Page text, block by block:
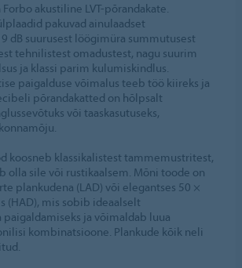
akustiline LVT-põrandakate.
pakuvad ainulaadset
dB suurusest löögimüra summutusest
tehnilistest omadustest, nagu suurim
ja klassi parim kulumiskindlus.
paigalduse võimalus teeb töö kiireks ja
põrandakatted on hõlpsalt
või taaskasutuseks,
koosneb klassikalistest tammemustritest,
olla sile või rustikaalsem. Mõni toode on
plankudena (LAD) või elegantses 50 ×
(HAD), mis sobib ideaalselt
paigaldamiseks ja võimaldab luua
kombinatsioone. Plankude kõik neli